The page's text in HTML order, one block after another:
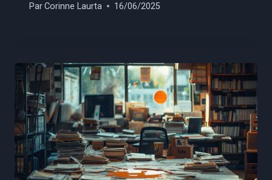
ParCorinne Laurta 16/06/2025